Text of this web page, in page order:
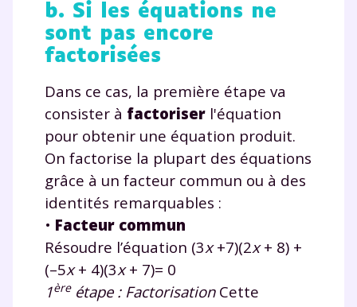
b. Si les équations ne
sont pas encore
factorisées
Dans ce cas, la première étape va
consister à factoriser l'équation
pour obtenir une équation produit.
On factorise la plupart des équations
grâce à un facteur commun ou à des
identités remarquables :
• Facteur commun
Résoudre l’équation (3x+7)(2x+ 8) +
(–5x+ 4)(3x+ 7)= 0
1èreétape : FactorisationCette